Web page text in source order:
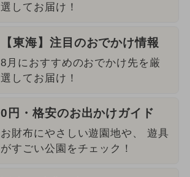
選してお届け！
【東海】注目のおでかけ情報
8月におすすめのおでかけ先を厳
選してお届け！
0円・格安のお出かけガイド
お財布にやさしい遊園地や、 遊具
がすごい公園をチェック！